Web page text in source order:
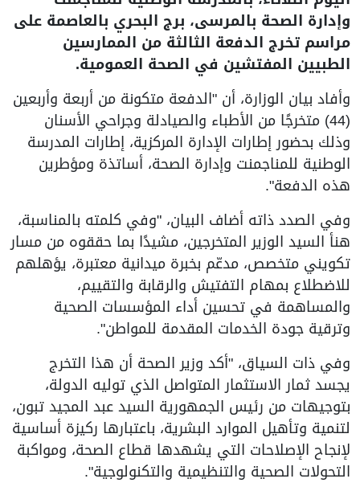
وإدارة الصحة بالمرسى، برج البحري بالعاصمة على
مراسم تخرج الدفعة الثالثة من الممارسين
الطبيين المفتشين في الصحة العمومية.
وأفاد بيان الوزارة، أن "الدفعة متكونة من أربعة وأربعين
(44) متخرجًا من الأطباء والصيادلة وجراحي الأسنان
وذلك بحضور إطارات الإدارة المركزية، إطارات المدرسة
الوطنية للمناجمنت وإدارة الصحة، أساتذة ومؤطرين
هذه الدفعة".
وفي الصدد ذاته أضاف البيان، "وفي كلمته بالمناسبة،
هنأ السيد الوزير المتخرجين، مشيدًا بما حققوه من مسار
تكويني متخصص، مدعّم بخبرة ميدانية معتبرة، يؤهلهم
للاضطلاع بمهام التفتيش والرقابة والتقييم،
والمساهمة في تحسين أداء المؤسسات الصحية
وترقية جودة الخدمات المقدمة للمواطن".
وفي ذات السياق، "أكد وزير الصحة أن هذا التخرج
يجسد ثمار الاستثمار المتواصل الذي توليه الدولة،
بتوجيهات من رئيس الجمهورية السيد عبد المجيد تبون،
لتنمية وتأهيل الموارد البشرية، باعتبارها ركيزة أساسية
لإنجاح الإصلاحات التي يشهدها قطاع الصحة، ومواكبة
التحولات الصحية والتنظيمية والتكنولوجية".